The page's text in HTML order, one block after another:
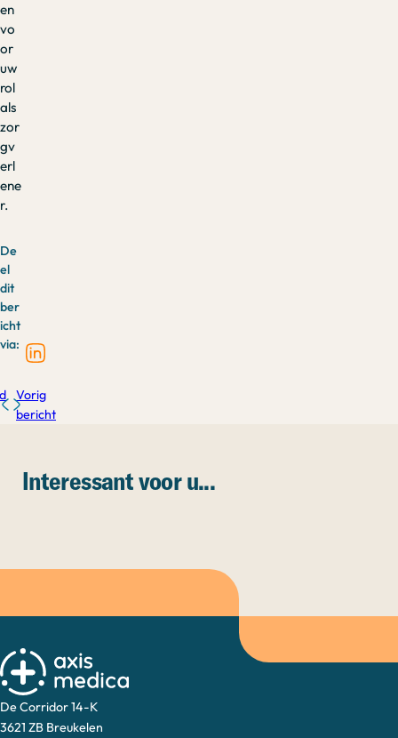
en
vo
or
uw
rol
als
zor
gv
erl
ene
r.
De
el
dit
ber
icht
via:
Vorig
bericht
Interessant voor u...
De Corridor 14-K
3621 ZB Breukelen